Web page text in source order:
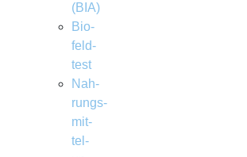
(BIA)
Bio­
feld­
test
Nah­
rungs­
mit­
tel­